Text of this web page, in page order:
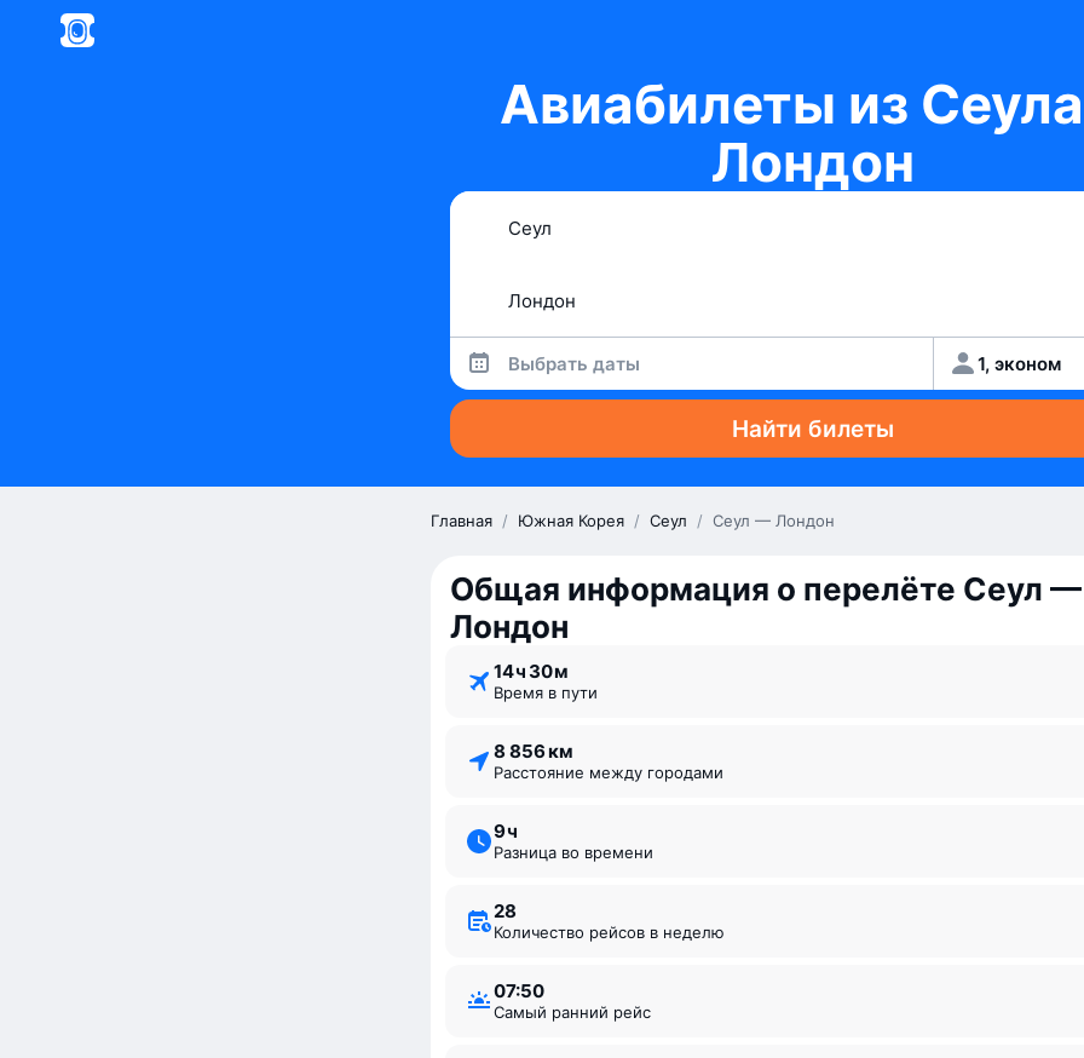
Авиабилеты из
Лондон
Выбрать даты 1, эконом
Найти билеты
Главная / Южная Корея / Сеул / Сеул — Лондон
Общая информация о перелёте Сеул —
Лондон
14 ⁠ч 30 ⁠м
Время в пути
8 856 км
Расстояние между городами
9 ⁠ч
Разница во времени
28
Количество рейсов в неделю
07:50
Самый ранний рейс